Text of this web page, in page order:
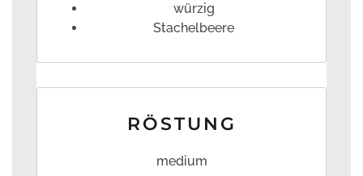
würzig
Stachelbeere
RÖSTUNG
medium